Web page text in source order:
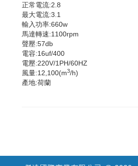
正常電流:2.8
最大電流:3.1
輸入功率:660w
馬達轉速:1100rpm
聲壓:57db
電容:16uf/400
電壓:220V/1PH/60HZ
風量:12,100(m3/h)
產地:荷蘭